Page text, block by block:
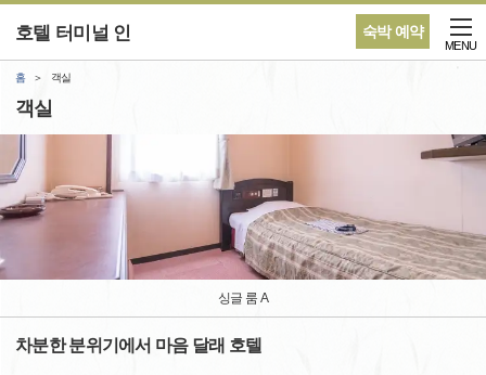
숙박 예약
호텔 터미널 인
MENU
홈 객실
객실
싱글 룸 A
차분한 분위기에서 마음 달래 호텔